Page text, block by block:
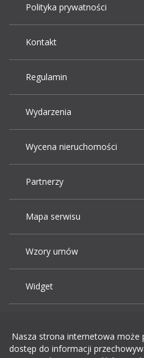
Polityka prywatności
Kontakt
Regulamin
Wydarzenia
Wycena nieruchomości
Partnerzy
Mapa serwisu
Wzory umów
Widget
Nasza strona internetowa może
dostęp do informacji